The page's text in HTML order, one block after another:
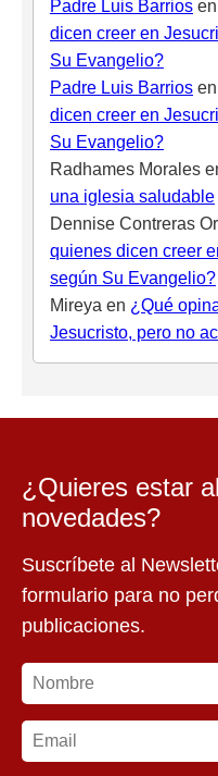
Padre Luis Barrios en
dicen creer en
Su Evangelio?
Padre Luis Barrios en
dicen creer en
Su Evangelio?
Radhames Morales
una iglesia saludable
Dennise Contreras
quienes dicen creer
según Su Evangelio?
Mireya en ¿Qué
Jesucristo, pero no
¿Quieres estar
novedades?
Suscríbete al
formulario para no
publicaciones.